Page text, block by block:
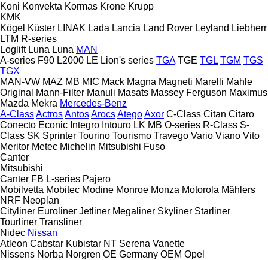
Koni Konvekta Kormas Krone Krupp
KMK
Kögel Küster LINAK Lada Lancia Land Rover Leyland Liebherr
LTM R-series
Loglift Luna Luna MAN
A-series F90 L2000 LE Lion's series TGA TGE TGL TGM TGS
TGX
MAN-VW MAZ MB MIC Mack Magna Magneti Marelli Mahle
Original
Mann-Filter Manuli Masats Massey Ferguson Maximus
Mazda Mekra Mercedes-Benz
A-ClassActrosAntosArocsAtegoAxor C-Class Citan Citaro
Conecto Econic Integro Intouro LK MB O-series R-Class S-
Class SK Sprinter Tourino Tourismo Travego Vario Viano Vito
Meritor Metec Michelin Mitsubishi Fuso
Canter
Mitsubishi
Canter FB L-series Pajero
Mobilvetta Mobitec Modine Monroe Monza Motorola Mählers
NRF Neoplan
Cityliner Euroliner Jetliner Megaliner Skyliner Starliner
Tourliner Transliner
Nidec Nissan
Atleon Cabstar Kubistar NT Serena Vanette
Nissens Norba Norgren OE Germany OEM Opel